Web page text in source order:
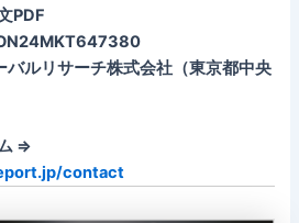
PDF
ルリサーチ株式会社（東京都中央
⇒
contact